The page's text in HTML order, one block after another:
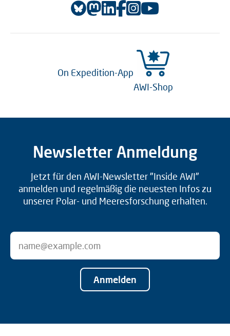
On Expedition-App
AWI-Shop
Newsletter Anmeldung
Jetzt für den AWI-Newsletter "Inside AWI"
anmelden und regelmäßig die neuesten Infos zu
unserer Polar- und Meeresforschung erhalten.
Anmelden